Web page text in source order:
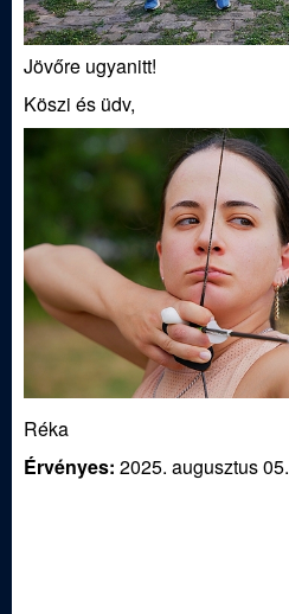
Jövőre ugyanitt!
Köszi és üdv,
Réka
Érvényes: 2025. augusztus 05.